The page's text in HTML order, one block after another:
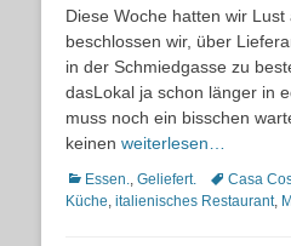
Diese Woche hatten wir Lust
beschlossen wir, über
in der Schmiedgasse zu
dasLokal ja schon länger in
muss noch ein bisschen
keinen weiterlesen…
Kategorien
Essen. Geliefert. Schlagworte
Casa
Küche italienisches Restaurant,